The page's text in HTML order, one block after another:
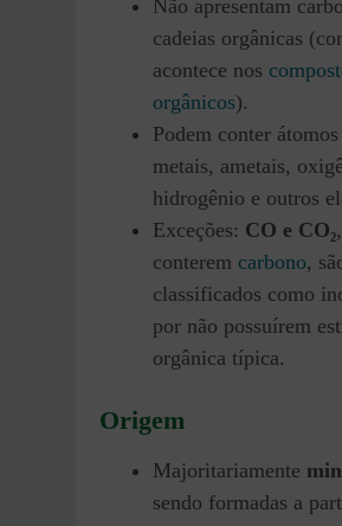
Não apresentam
cadeias orgânicas
acontece nos
orgânicos).
Podem conter átomos
metais, ametais,
hidrogênio e outros
Exceções: CO e CO₂
conterem carbono,
classificados como
por não possuírem
orgânica típica.
Origem
Majoritariamente
sendo formadas a